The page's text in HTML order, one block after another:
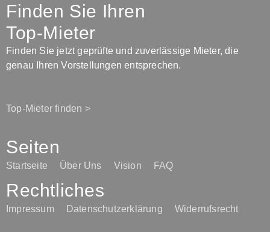
Finden Sie Ihren
Top-Mieter
Finden Sie jetzt geprüfte und zuverlässige Mieter, die
genau Ihren Vorstellungen entsprechen.
Top-Mieter finden >
Seiten
Startseite Über Uns Vision FAQ
Rechtliches
Impressum Datenschutzerklärung Widerrufsrecht